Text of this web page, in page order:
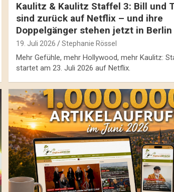
Kaulitz & Kaulitz Staffel 3: Bill und
sind zurück auf Netflix – und ihre
Doppelgänger stehen jetzt in Berlin
19. Juli 2026 Stephanie Rössel
Mehr Gefühle, mehr Hollywood, mehr Kaulitz:
startet am 23. Juli 2026 auf Netflix.